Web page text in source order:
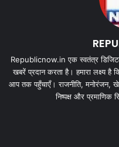
Republicnow.in एक स्वतंत्र
खबरें प्रदान करता है। हमारा लक्ष्य है
आप तक पहुँचाएँ। राजनीति, मनोरंजन,
निष्पक्ष और प्रमाणिक